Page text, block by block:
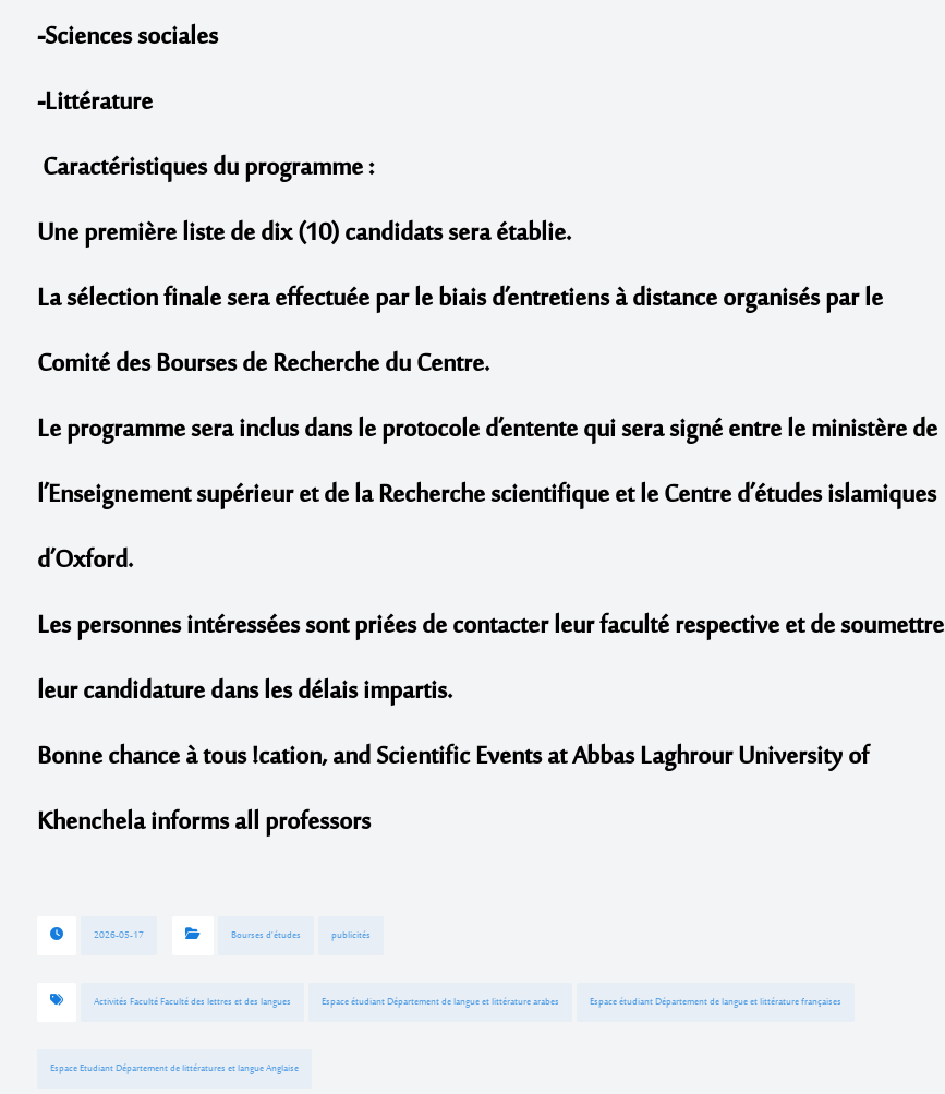
-Sciences sociales
-Littérature
Caractéristiques du programme :
Une première liste de dix(10)candidats sera établie.
La sélection finale sera effectuée par le biais d’entretiens à distance organisés par le
Comité des Bourses de Recherche du Centre.
Le programme sera inclus dans le protocole d’entente qui sera signé entre le ministère de
l’Enseignement supérieur et de la Recherche scientifique et le Centred’études islamiques
d’Oxford.
Les personnes intéressées sont priées de contacter leur faculté respective et de soumettre
leur candidature dans les délais impartis.
Bonne chance à tous !cation, and Scientific Events at Abbas Laghrour University of
Khenchela informs all professors
2026-05-17 Bourses d'études publicités
Activités Faculté Faculté des lettres et des langues Espace étudiant Département de langue et littérature arabes Espace étudiant Département de langue et littérature françaises
Espace Etudiant Département de littératures et langue Anglaise